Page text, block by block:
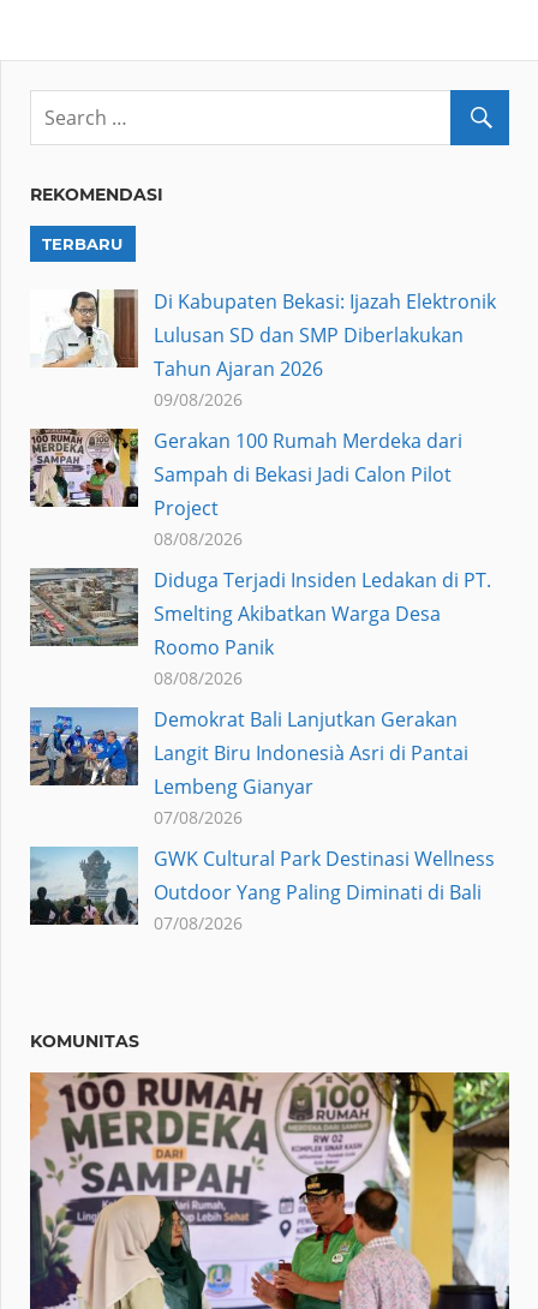
REKOMENDASI
TERBARU
Di Kabupaten Bekasi: Ijazah Elektronik
Lulusan SD dan SMP Diberlakukan
Tahun Ajaran 2026
09/08/2026
Gerakan 100 Rumah Merdeka dari
Sampah di Bekasi Jadi Calon Pilot
Project
08/08/2026
Diduga Terjadi Insiden Ledakan di PT.
Smelting Akibatkan Warga Desa
Roomo Panik
08/08/2026
Demokrat Bali Lanjutkan Gerakan
Langit Biru Indonesià Asri di Pantai
Lembeng Gianyar
07/08/2026
GWK Cultural Park Destinasi Wellness
Outdoor Yang Paling Diminati di Bali
07/08/2026
KOMUNITAS